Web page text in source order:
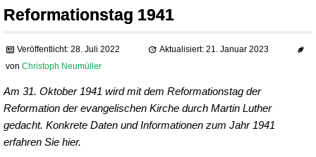
Reformationstag 1941
Veröffentlicht: 28. Juli 2022
Aktualisiert: 21. Januar 2023
von Christoph Neumüller
Am 31. Oktober 1941 wird mit dem Reformationstag der
Reformation der evangelischen Kirche durch Martin Luther
gedacht. Konkrete Daten und Informationen zum Jahr 1941
erfahren Sie hier.